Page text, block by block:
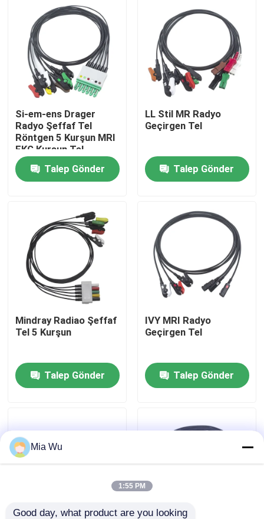
Ev
Hakkımızda
Fabrika turu
Kalite kontrol
Bize Ulaşın
Vakalar
Yeniden kullanılabilir spO2 sensörü
Si-em-ens Drager
Radyo Şeffaf Tel
Röntgen 5 Kurşun MRI
EKG Kurşun Tel
Talep Gönder
LL Stil MR Radyo
Geçirgen Tel
Talep Gönder
Mindray Radiao Şeffaf
Tel 5 Kurşun
Talep Gönder
IVY MRI Radyo
Geçirgen Tel
Talep Gönder
Mia Wu
1:55 PM
Good day, what product are you looking